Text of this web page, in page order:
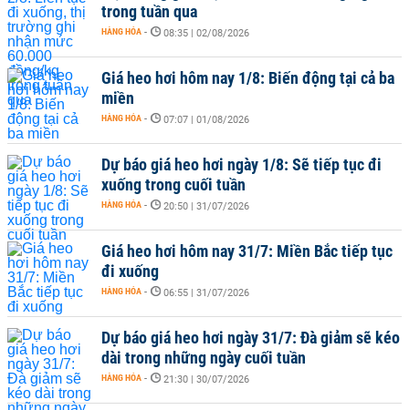
trong tuần qua
HÀNG HÓA - 08:35 | 02/08/2026
Giá heo hơi hôm nay 1/8: Biến động tại cả ba
miền
HÀNG HÓA - 07:07 | 01/08/2026
Dự báo giá heo hơi ngày 1/8: Sẽ tiếp tục đi
xuống trong cuối tuần
HÀNG HÓA - 20:50 | 31/07/2026
Giá heo hơi hôm nay 31/7: Miền Bắc tiếp tục
đi xuống
HÀNG HÓA - 06:55 | 31/07/2026
Dự báo giá heo hơi ngày 31/7: Đà giảm sẽ kéo
dài trong những ngày cuối tuần
HÀNG HÓA - 21:30 | 30/07/2026